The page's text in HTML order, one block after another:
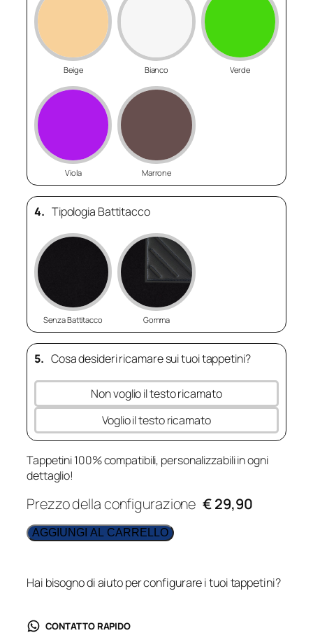
Beige Bianco Verde
Viola Marrone
4. Tipologia Battitacco
Senza Battitacco Gomma
5. Cosa desideri ricamare sui tuoi tappetini?
Non voglio il testo ricamato
Voglio il testo ricamato
Tappetini 100% compatibili, personalizzabili in ogni
dettaglio!
Prezzo della configurazione € 29,90
AGGIUNGI AL CARRELLO
Hai bisogno di aiuto per configurare i tuoi tappetini?
CONTATTO RAPIDO